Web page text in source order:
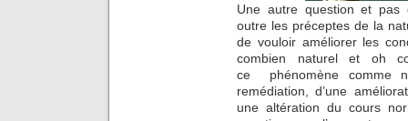
Une autre question et pas
outre les préceptes de la
de vouloir améliorer les
combien naturel et oh
ce phénomène comme
remédiation, d’une
une altération du cours